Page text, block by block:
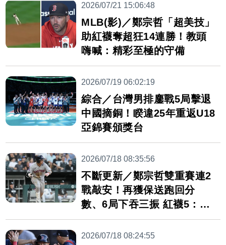
2026/07/21 15:06:48
MLB(影)／鄭宗哲「超美技」
助紅襪奪超狂14連勝！教頭
嗨喊：精彩至極的守備
2026/07/19 06:02:19
綜合／台灣男排鏖戰5局擊退
中國摘銅！睽違25年重返U18
亞錦賽頒獎台
2026/07/18 08:35:56
不斷更新／鄭宗哲雙重賽連2
戰敲安！再獲保送跑回分
數、6局下吞三振 紅襪5：3
領先
2026/07/18 08:24:55